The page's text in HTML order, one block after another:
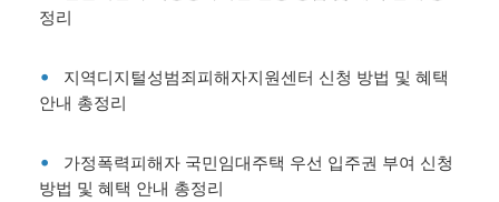
정리
지역디지털성범죄피해자지원센터 신청 방법 및 혜택
안내 총정리
가정폭력피해자 국민임대주택 우선 입주권 부여 신청
방법 및 혜택 안내 총정리